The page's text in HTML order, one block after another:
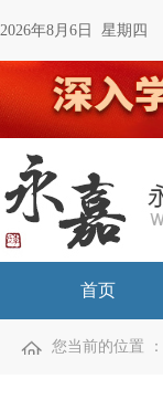
2026年8月6日 星期四
首页
您当前的位置 ：